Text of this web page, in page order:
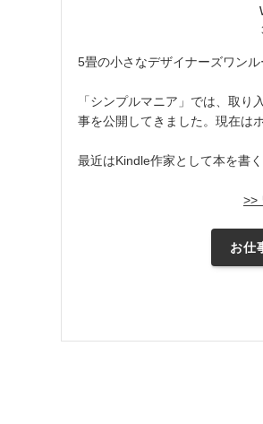
5畳の小さなデザイナーズワン
「シンプルマニア」では、取り
事を公開してきました。現在は
最近はKindle作家として本を書く
>>
お仕